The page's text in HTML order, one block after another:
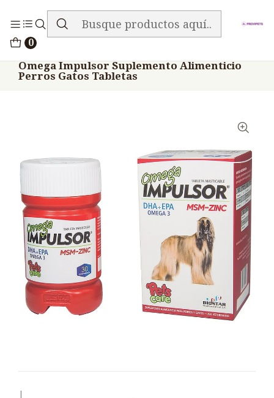
0
ENVIO GRATIS EN TODA LA TIENDA
Omega Impulsor Suplemento Alimenticio
Perros Gatos Tabletas